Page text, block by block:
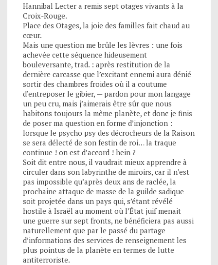
Hannibal Lecter a remis sept otages vivants à la
Croix-Rouge.
Place des Otages, la joie des familles fait chaud au
cœur.
Mais une question me brûle les lèvres : une fois
achevée cette séquence hideusement
bouleversante, trad. : après restitution de la
dernière carcasse que l’excitant ennemi aura dénié
sortir des chambres froides où il a coutume
d’entreposer le gibier, — pardon pour mon langage
un peu cru, mais j’aimerais être sûr que nous
habitons toujours la même planète, et donc je finis
de poser ma question en forme d’injonction :
lorsque le psycho psy des décrocheurs de la Raison
se sera délecté de son festin de roi… la traque
continue ! on est d’accord ! hein ?
Soit dit entre nous, il vaudrait mieux apprendre à
circuler dans son labyrinthe de miroirs, car il n’est
pas impossible qu’après deux ans de raclée, la
prochaine attaque de masse de la guilde sadique
soit projetée dans un pays qui, s’étant révélé
hostile à Israël au moment où l’État juif menait
une guerre sur sept fronts, ne bénéficiera pas aussi
naturellement que par le passé du partage
d’informations des services de renseignement les
plus pointus de la planète en termes de lutte
antiterroriste.